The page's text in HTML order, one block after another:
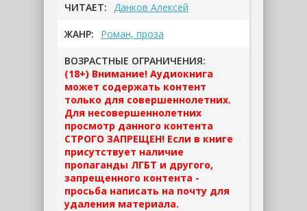
ЧИТАЕТ: Данков Алексей
ЖАНР: Роман, проза
ВОЗРАСТНЫЕ ОГРАНИЧЕНИЯ:
(18+) Внимание! Аудиокнига
может содержать контент
только для совершеннолетних.
Для несовершеннолетних
просмотр данного контента
СТРОГО ЗАПРЕЩЕН! Если в книге
присутствует наличие
пропаганды ЛГБТ и другого,
запрещенного контента -
просьба написать на почту для
удаления материала.